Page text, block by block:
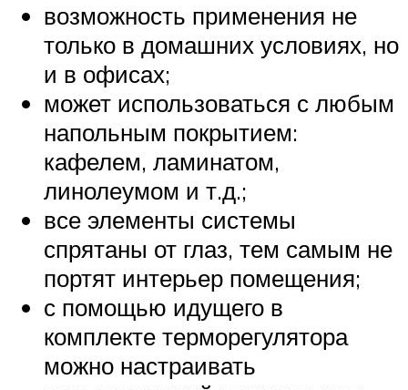
возможность применения не
только в домашних условиях, но
и в офисах;
может использоваться с любым
напольным покрытием:
кафелем, ламинатом,
линолеумом и т.д.;
все элементы системы
спрятаны от глаз, тем самым не
портят интерьер помещения;
с помощью идущего в
комплекте терморегулятора
можно настраивать